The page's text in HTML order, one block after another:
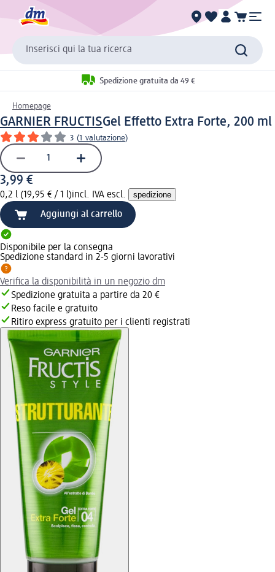
Inserisci qui la tua ricerca
Spedizione gratuita da 49 €
Homepage
GARNIER FRUCTISGel Effetto Extra Forte, 200 ml
3 (1 valutazione)
3,99 €
0,2 l (19,95 € / 1 l)incl. IVA escl. spedizione
Aggiungi al carrello
Disponibile per la consegna
Spedizione standard in 2-5 giorni lavorativi
Verifica la disponibilità in un negozio dm
Spedizione gratuita a partire da 20 €
Reso facile e gratuito
Ritiro express gratuito per i clienti registrati